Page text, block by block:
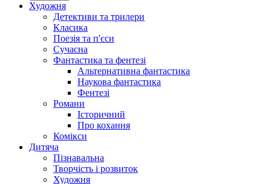
Художня
Детективи та трилери
Класика
Поезія та п'єси
Сучасна
Фантастика та фентезі
Альтернативна фантастика
Наукова фантастика
Фентезі
Романи
Історичний
Про кохання
Комікси
Дитяча
Пізнавальна
Творчість і розвиток
Художня